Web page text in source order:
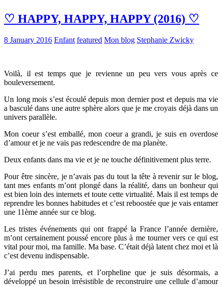
♡ HAPPY, HAPPY, HAPPY (2016) ♡
8 January 2016 Enfant featured Mon blog Stephanie Zwicky
Voilà, il est temps que je revienne un peu vers vous après ce
bouleversement.
Un long mois s’est écoulé depuis mon dernier post et depuis ma vie
a basculé dans une autre sphère alors que je me croyais déjà dans un
univers parallèle.
Mon coeur s’est emballé, mon coeur a grandi, je suis en overdose
d’amour et je ne vais pas redescendre de ma planète.
Deux enfants dans ma vie et je ne touche définitivement plus terre.
Pour être sincère, je n’avais pas du tout la tête à revenir sur le blog,
tant mes enfants m’ont plongé dans la réalité, dans un bonheur qui
est bien loin des internets et toute cette virtualité. Mais il est temps de
reprendre les bonnes habitudes et c’est reboostée que je vais entamer
une 11ème année sur ce blog.
Les tristes événements qui ont frappé la France l’année dernière,
m’ont certainement poussé encore plus à me tourner vers ce qui est
vital pour moi, ma famille. Ma base. C’était déjà latent chez moi et là
c’est devenu indispensable.
J’ai perdu mes parents, et l’orpheline que je suis désormais, a
développé un besoin irrésistible de reconstruire une cellule d’amour